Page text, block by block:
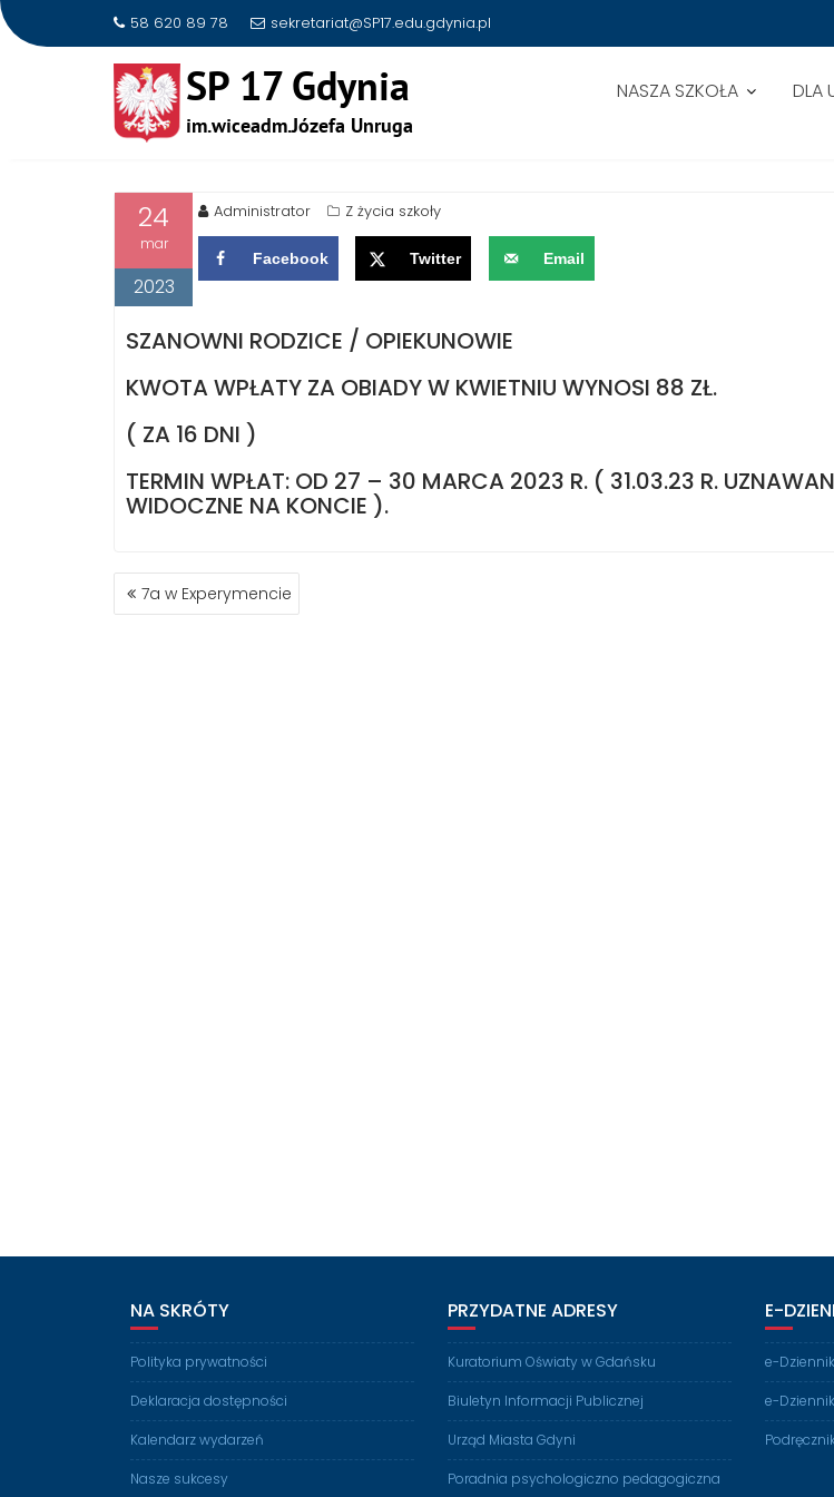
58 620 89 78 sekretariat@SP17.edu.gdynia.pl
NASZA SZKOŁA DLA
OBIADY – KWIECIEŃ
24
mar
2023
Administrator Z życia szkoły
Facebook Twitter Email
SZANOWNI RODZICE / OPIEKUNOWIE
KWOTA WPŁATY ZA OBIADY W KWIETNIU WYNOSI 88 ZŁ.
( ZA 16 DNI )
TERMIN WPŁAT: OD 27 – 30 MARCA 2023 R. ( 31.03.23 R.
WIDOCZNE NA KONCIE ).
NAWIGACJA
WPISU
7a w Experymencie
NA SKRÓTY
Polityka prywatności
Deklaracja dostępności
Kalendarz wydarzeń
Nasze sukcesy
PRZYDATNE ADRESY
Kuratorium Oświaty w Gdańsku
Biuletyn Informacji Publicznej
Urząd Miasta Gdyni
Poradnia psychologiczno pedagogiczna
E-
e-
e-